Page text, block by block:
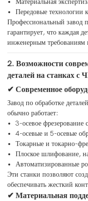
Материальная
Передовые технологии
Профессиональный завод
гарантирует, что каждая
инженерным требованиям
2. Возможности
деталей на станках с
✔ Современное
Завод по обработке
обычно работает:
3-осевое
4-осевые и 5-осевые
Токарные и токарно-
Плоское шлифование,
Автоматизированные
Эти станки позволяют
обеспечивать жесткий
✔ Материальная